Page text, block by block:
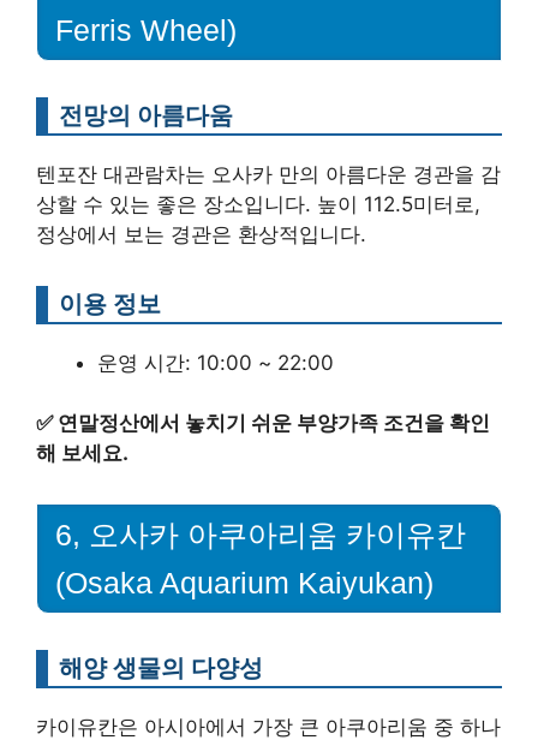
Ferris Wheel)
전망의 아름다움
텐포잔 대관람차는 오사카 만의 아름다운 경관을 감
상할 수 있는 좋은 장소입니다. 높이 112.5미터로,
정상에서 보는 경관은 환상적입니다.
이용 정보
운영 시간: 10:00 ~ 22:00
✅ 연말정산에서 놓치기 쉬운 부양가족 조건을 확인
해 보세요.
6, 오사카 아쿠아리움 카이유칸
(Osaka Aquarium Kaiyukan)
해양 생물의 다양성
카이유칸은 아시아에서 가장 큰 아쿠아리움 중 하나